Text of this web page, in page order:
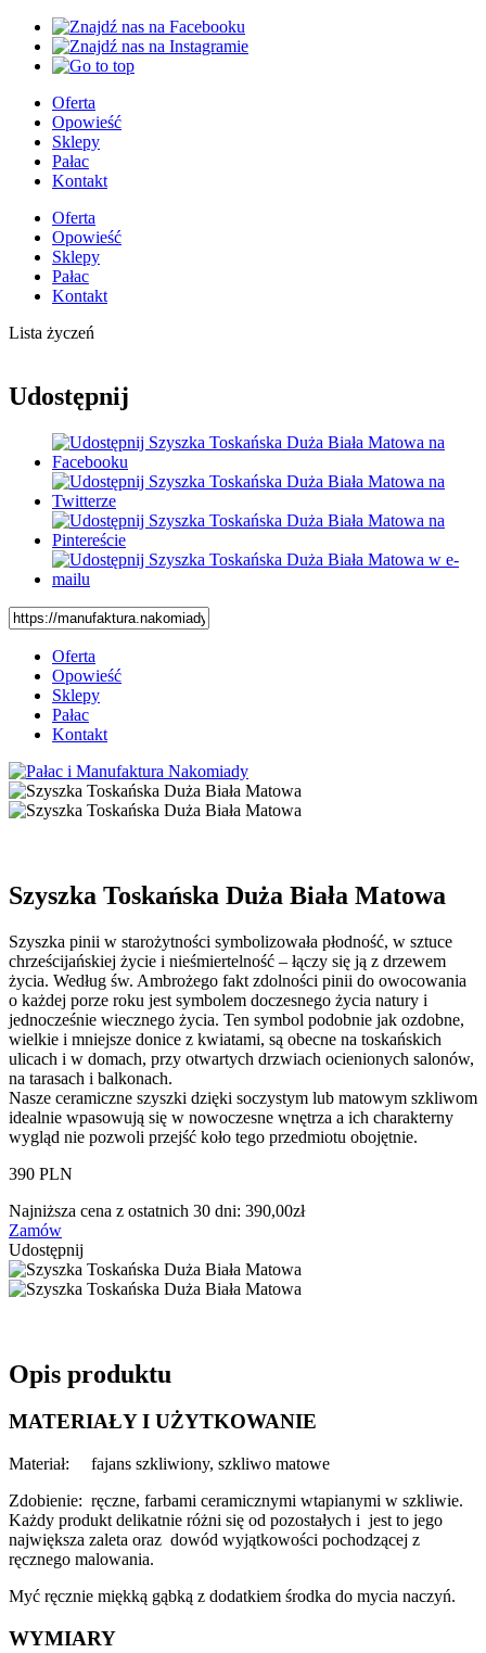
Oferta
Opowieść
Sklepy
Pałac
Kontakt
Oferta
Opowieść
Sklepy
Pałac
Kontakt
Lista życzeń
Udostępnij
Oferta
Opowieść
Sklepy
Pałac
Kontakt
Szyszka Toskańska Duża Biała Matowa
Szyszka pinii w starożytności symbolizowała płodność, w sztuce
chrześcijańskiej życie i nieśmiertelność – łączy się ją z drzewem
życia. Według św. Ambrożego fakt zdolności pinii do owocowania
o każdej porze roku jest symbolem doczesnego życia natury i
jednocześnie wiecznego życia. Ten symbol podobnie jak ozdobne,
wielkie i mniejsze donice z kwiatami, są obecne na toskańskich
ulicach i w domach, przy otwartych drzwiach ocienionych salonów,
na tarasach i balkonach.
Nasze ceramiczne szyszki dzięki soczystym lub matowym szkliwom
idealnie wpasowują się w nowoczesne wnętrza a ich charakterny
wygląd nie pozwoli przejść koło tego przedmiotu obojętnie.
390 PLN
Najniższa cena z ostatnich 30 dni: 390,00zł
Zamów
Udostępnij
Opis produktu
MATERIAŁY I UŻYTKOWANIE
Materiał: fajans szkliwiony, szkliwo matowe
Zdobienie: ręczne, farbami ceramicznymi wtapianymi w szkliwie.
Każdy produkt delikatnie różni się od pozostałych i jest to jego
największa zaleta oraz dowód wyjątkowości pochodzącej z
ręcznego malowania.
Myć ręcznie miękką gąbką z dodatkiem środka do mycia naczyń.
WYMIARY